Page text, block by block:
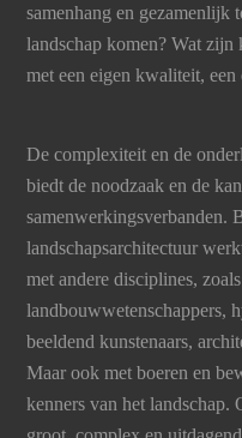
samenhang en gezamenlijk
landschap komen? Wat zijn
met een eigen kwaliteit,
De complexiteit en de
biedt de noodzaak en de
samenwerkingsverbanden.
landschapsarchitectuur
met andere disciplines,
landbouwwetenschappers,
beeldend kunstenaars,
Maar ook met boeren en
kenners van het landschap.